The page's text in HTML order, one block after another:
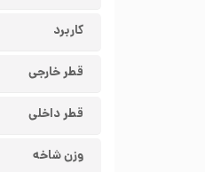
کاربرد
قطر خارجی
قطر داخلی
وزن شاخه